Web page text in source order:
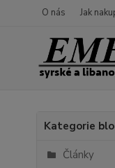
O nás Jak
Kategorie
Články